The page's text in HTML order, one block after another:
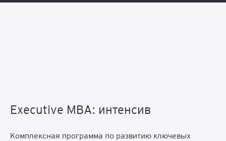
Executive MBA: интенсив
Комплексная программа по развитию ключевых